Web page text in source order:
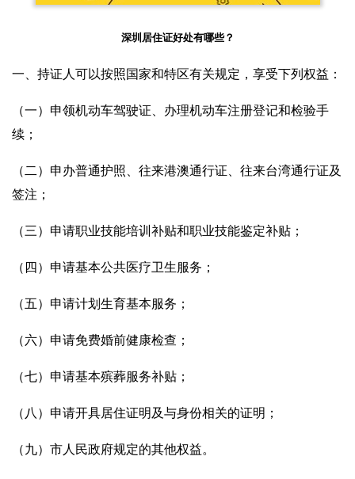
深圳居住证好处有哪些？
一、持证人可以按照国家和特区有关规定，享受下列权益：
（一）申领机动车驾驶证、办理机动车注册登记和检验手
续；
（二）申办普通护照、往来港澳通行证、往来台湾通行证及
签注；
（三）申请职业技能培训补贴和职业技能鉴定补贴；
（四）申请基本公共医疗卫生服务；
（五）申请计划生育基本服务；
（六）申请免费婚前健康检查；
（七）申请基本殡葬服务补贴；
（八）申请开具居住证明及与身份相关的证明；
（九）市人民政府规定的其他权益。